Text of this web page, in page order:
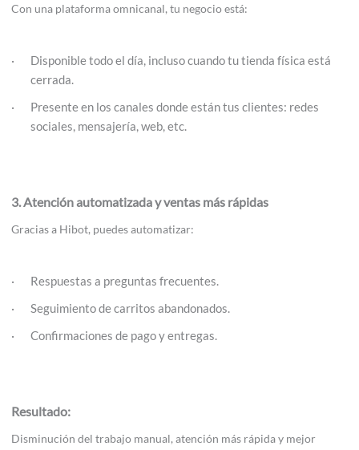
Con una plataforma omnicanal, tu negocio está:
Disponible todo el día, incluso cuando tu tienda física está
cerrada.
Presente en los canales donde están tus clientes: redes
sociales, mensajería, web, etc.
3. Atención automatizada y ventas más rápidas
Gracias a Hibot, puedes automatizar:
Respuestas a preguntas frecuentes.
Seguimiento de carritos abandonados.
Confirmaciones de pago y entregas.
Resultado:
Disminución del trabajo manual, atención más rápida y mejor